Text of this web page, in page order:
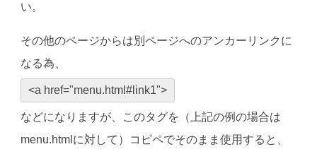
い。
その他のページからは別ページへのアンカーリンクに
なる為、
<a href="menu.html#link1">
などになりますが、このタグを（上記の例の場合は
menu.htmlに対して）コピペでそのまま使用すると、